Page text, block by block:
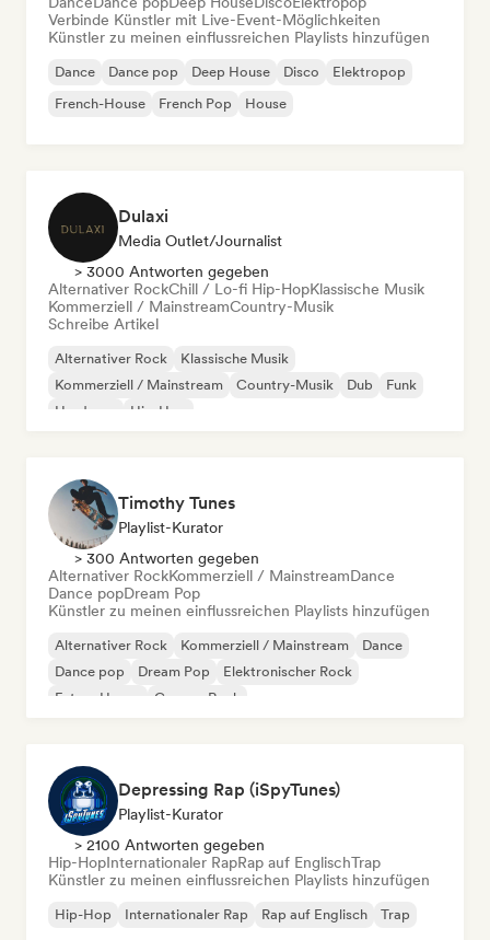
Verbinde Künstler mit Live-Event-Möglichkeiten
Künstler zu meinen einflussreichen Playlists hinzufügen
Dance Dance pop Deep House Disco
Elektropop
French-House
French Pop House
Dulaxi
Media Outlet/Journalist
> 3000 Antworten gegeben
Alternativer RockChill / Lo-fi Hip-HopKlassische Musik
Kommerziell / MainstreamCountry-Musik
Schreibe Artikel
Alternativer Rock
Klassische Musik
Kommerziell / Mainstream
Country-Musik Dub
Funk
Hardcore
Hip-Hop
Timothy Tunes
Playlist-Kurator
> 300 Antworten gegeben
Alternativer RockKommerziell / MainstreamDance
Dance popDream Pop
Künstler zu meinen einflussreichen Playlists hinzufügen
Alternativer Rock Kommerziell / Mainstream
Dance
Dance pop
Dream Pop
Elektronischer Rock
Future House
Garage-Rock
Depressing Rap (iSpyTunes)
Playlist-Kurator
> 2100 Antworten gegeben
Hip-HopInternationaler RapRap auf EnglischTrap
Künstler zu meinen einflussreichen Playlists hinzufügen
Hip-Hop Internationaler Rap Rap auf Englisch Trap